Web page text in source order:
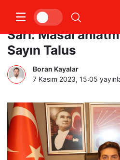
CHP Kocaeli İl
Sarı: Masal
Sayın Talus
Boran Kayalar
7 Kasım 2023, 15:05